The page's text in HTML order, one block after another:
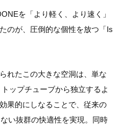
を「より軽く、より速く」
のが、圧倒的な個性を放つ「Is
れたこの大きな空洞は、単な
ップチューブから独立するよ
果的にしなることで、従来の
い抜群の快適性を実現。同時